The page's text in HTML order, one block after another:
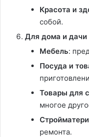
Красота и
собой.
Для дома и дачи
Мебель:
Посуда и
Товары для
многое
ремонта.